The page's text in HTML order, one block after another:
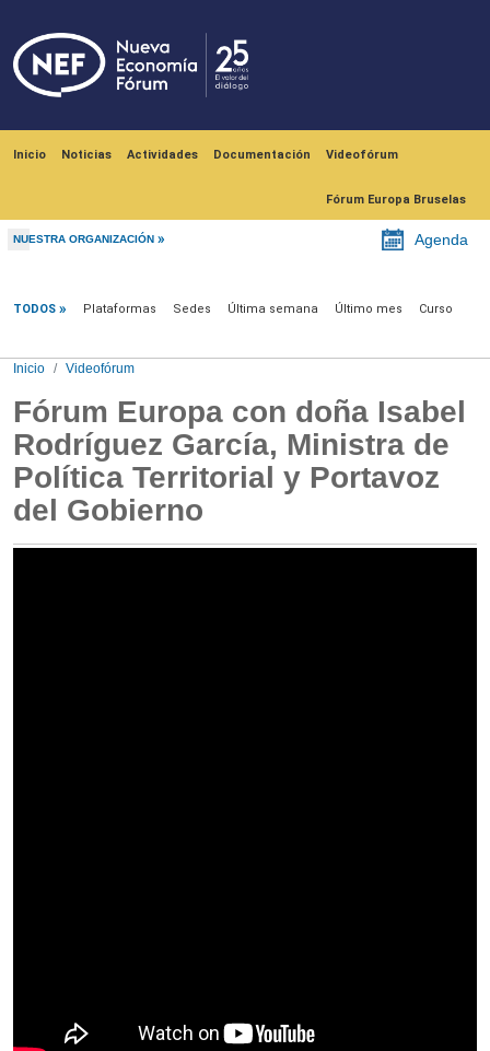
Inicio Noticias Actividades Documentación Videofórum
Fórum Europa Bruselas
NUESTRA ORGANIZACIÓN Agenda
TODOS Plataformas Sedes Última semana Último mes Curso
Inicio Videofórum
Fórum Europa con doña Isabel
Rodríguez García, Ministra de
Política Territorial y Portavoz
del Gobierno